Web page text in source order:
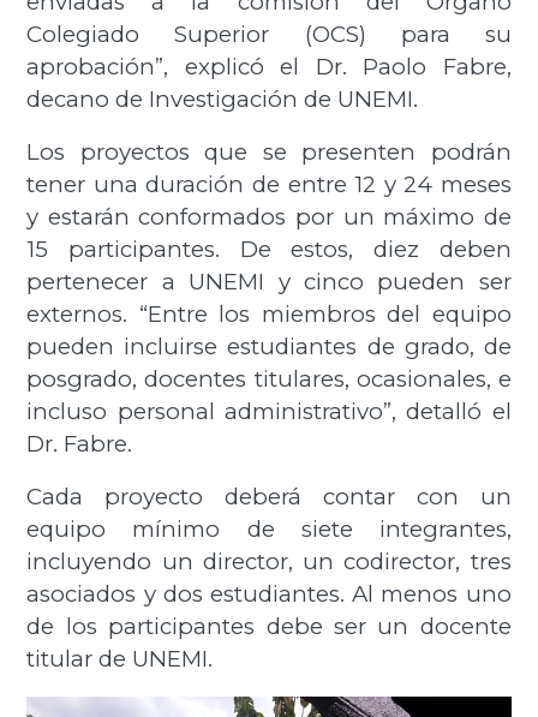
Colegiado Superior (OCS) para su
aprobación”, explicó el Dr. Paolo Fabre,
decano de Investigación de UNEMI.
Los proyectos que se presenten podrán
tener una duración de entre 12 y 24 meses
y estarán conformados por un máximo de
15 participantes. De estos, diez deben
pertenecer a UNEMI y cinco pueden ser
externos. “Entre los miembros del equipo
pueden incluirse estudiantes de grado, de
posgrado, docentes titulares, ocasionales, e
incluso personal administrativo”, detalló el
Dr. Fabre.
Cada proyecto deberá contar con un
equipo mínimo de siete integrantes,
incluyendo un director, un codirector, tres
asociados y dos estudiantes. Al menos uno
de los participantes debe ser un docente
titular de UNEMI.